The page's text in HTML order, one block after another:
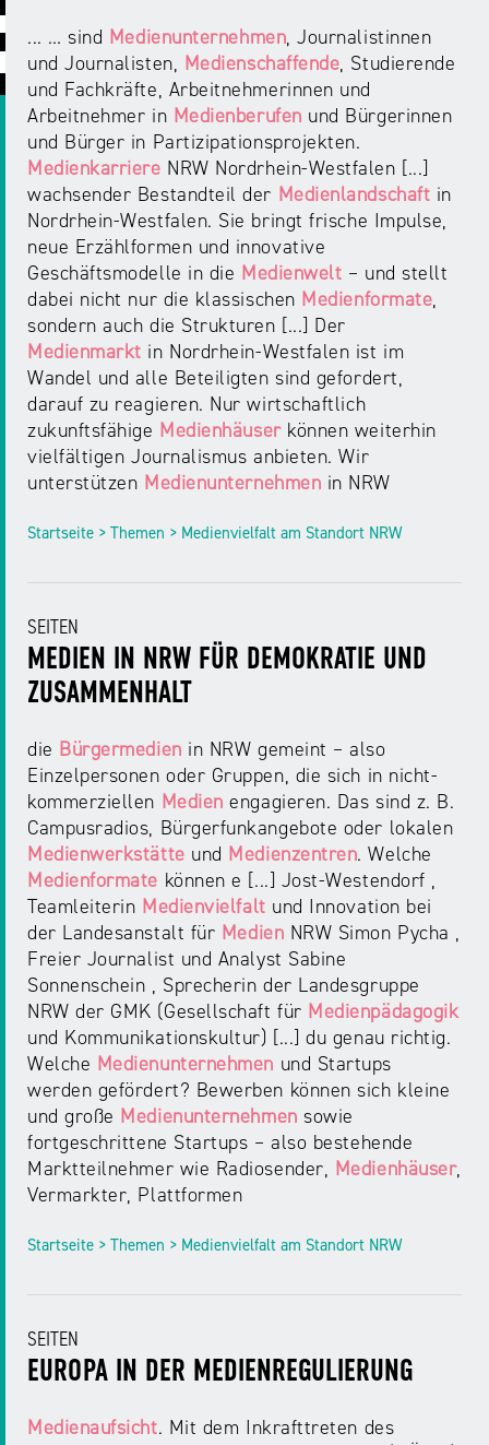
Intermediäre
Europa
in
der
Medienregulierung
Audio
Desinformation
Medienvielfalt
am
Standort
NRW
Day
Laut-
und-
Klar-
Festival
Medienkarriere
NRW
Medienscouts
Convention
Medienversammlung
für
Roadshow
gegen
Desinformation
Safer
Internet
Day
Elternabende
#äsch-
Tecks
Juuuport
NRWision
FLIMMO
Förderungen
und
Ausschreibungen
Datenschutzaufsicht
Rechtsgrundlagen
Berichte
Die
Medienkommission
Kontakt
&
Anfahrt
... … sind Medienunternehmen, Journalistinnen
und Journalisten, Medienschaffende, Studierende
und Fachkräfte, Arbeitnehmerinnen und
Arbeitnehmer in Medienberufen und Bürgerinnen
und Bürger in Partizipationsprojekten.
Medienkarriere NRW Nordrhein-Westfalen [...]
wachsender Bestandteil der Medienlandschaft in
Nordrhein-Westfalen. Sie bringt frische Impulse,
neue Erzählformen und innovative
Geschäftsmodelle in die Medienwelt – und stellt
dabei nicht nur die klassischen Medienformate,
sondern auch die Strukturen [...] Der
Medienmarkt in Nordrhein-Westfalen ist im
Wandel und alle Beteiligten sind gefordert,
darauf zu reagieren. Nur wirtschaftlich
zukunftsfähige Medienhäuserkönnen weiterhin
vielfältigen Journalismus anbieten. Wir
unterstützen Medienunternehmen in NRW
Startseite > Themen > Medienvielfalt am Standort NRW
SEITEN
MEDIEN IN NRW FÜR DEMOKRATIE UND
ZUSAMMENHALT
die Bürgermedien in NRW gemeint – also
Einzelpersonen oder Gruppen, die sich in nicht-
kommerziellen Medien engagieren. Das sind z. B.
Campusradios, Bürgerfunkangebote oder lokalen
Medienwerkstätte und Medienzentren. Welche
Medienformate können e [...] Jost-Westendorf ,
Teamleiterin Medienvielfalt und Innovation bei
der Landesanstalt für Medien NRW Simon Pycha ,
Freier Journalist und Analyst Sabine
Sonnenschein , Sprecherin der Landesgruppe
NRW der GMK (Gesellschaft für Medienpädagogik
und Kommunikationskultur) [...] du genau richtig.
Welche Medienunternehmen und Startups
werden gefördert? Bewerben können sich kleine
und große Medienunternehmen sowie
fortgeschrittene Startups – also bestehende
Marktteilnehmer wie Radiosender, Medienhäuser,
Vermarkter, Plattformen
Startseite > Themen > Medienvielfalt am Standort NRW
SEITEN
EUROPA IN DER MEDIENREGULIERUNG
Medienaufsicht. Mit dem Inkrafttreten des